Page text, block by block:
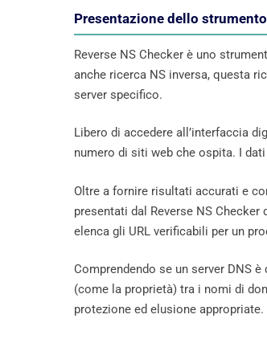
Presentazione dello
Reverse NS Checker è uno
anche ricerca NS inversa, questa
server specifico.
Libero di accedere all’interfaccia
numero di siti web che ospita. I
Oltre a fornire risultati accurati e
presentati dal Reverse NS
elenca gli URL verificabili per un
Comprendendo se un server DNS
(come la proprietà) tra i nomi di
protezione ed elusione appropriate.